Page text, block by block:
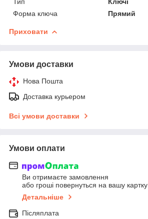
Форма ключа
Прямий
Приховати
Умови доставки
Нова Пошта
Доставка курьером
Всі умови доставки
Умови оплати
Ви отримаєте замовлення
або гроші повернуться на вашу картку
Детальніше
Післяплата